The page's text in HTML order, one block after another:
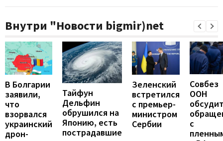
Внутри "Новости bigmir)net
В Болгарии
заявили,
что
взорвался
украинский
дрон-
Тайфун
Дельфин
обрушился на
Японию, есть
пострадавшие
Зеленский
встретился
с премьер-
министром
Сербии
Совбез
ООН
с